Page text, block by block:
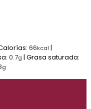
66kcal |
0.7g |Grasa saturada:
g